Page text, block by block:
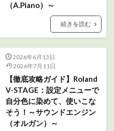
（A.Piano）～
続きを読む
2026年6月13日
2026年7月11日
【徹底攻略ガイド】Roland
V-STAGE：設定メニューで
自分色に染めて、使いこな
そう！～サウンドエンジン
（オルガン）～